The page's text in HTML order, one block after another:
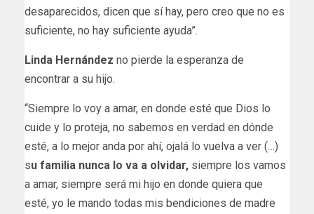
desaparecidos, dicen que sí hay, pero creo que no es
suficiente, no hay suficiente ayuda”.
Linda Hernández no pierde la esperanza de
encontrar a su hijo.
“Siempre lo voy a amar, en donde esté que Dios lo
cuide y lo proteja, no sabemos en verdad en dónde
esté, a lo mejor anda por ahí, ojalá lo vuelva a ver (…)
su familia nunca lo va a olvidar, siempre los vamos
a amar, siempre será mi hijo en donde quiera que
esté, yo le mando todas mis bendiciones de madre